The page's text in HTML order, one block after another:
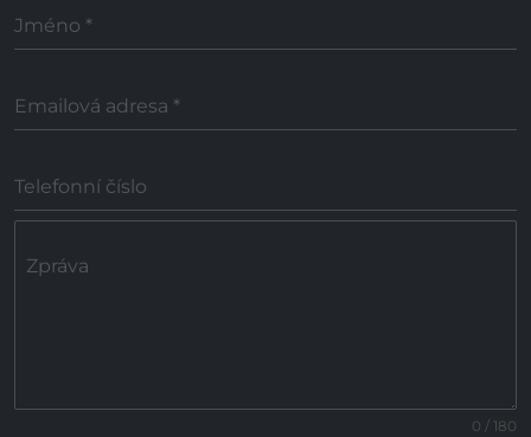
Jméno *
Emailová adresa *
Telefonní číslo
Zpráva
0 / 180